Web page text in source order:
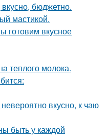
бюджетно.
мастикой.
готовим вкусное
теплого молока.
вкусно, к чаю
быть у каждой